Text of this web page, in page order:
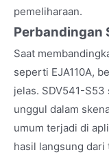
pemeliharaan.
Perbandingan
Saat
seperti EJA110A,
jelas. SDV541-
unggul dalam
umum terjadi di
hasil langsung